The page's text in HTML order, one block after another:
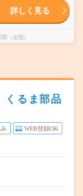
詳しく見る
（全国）
くるま部品
WEB登録OK